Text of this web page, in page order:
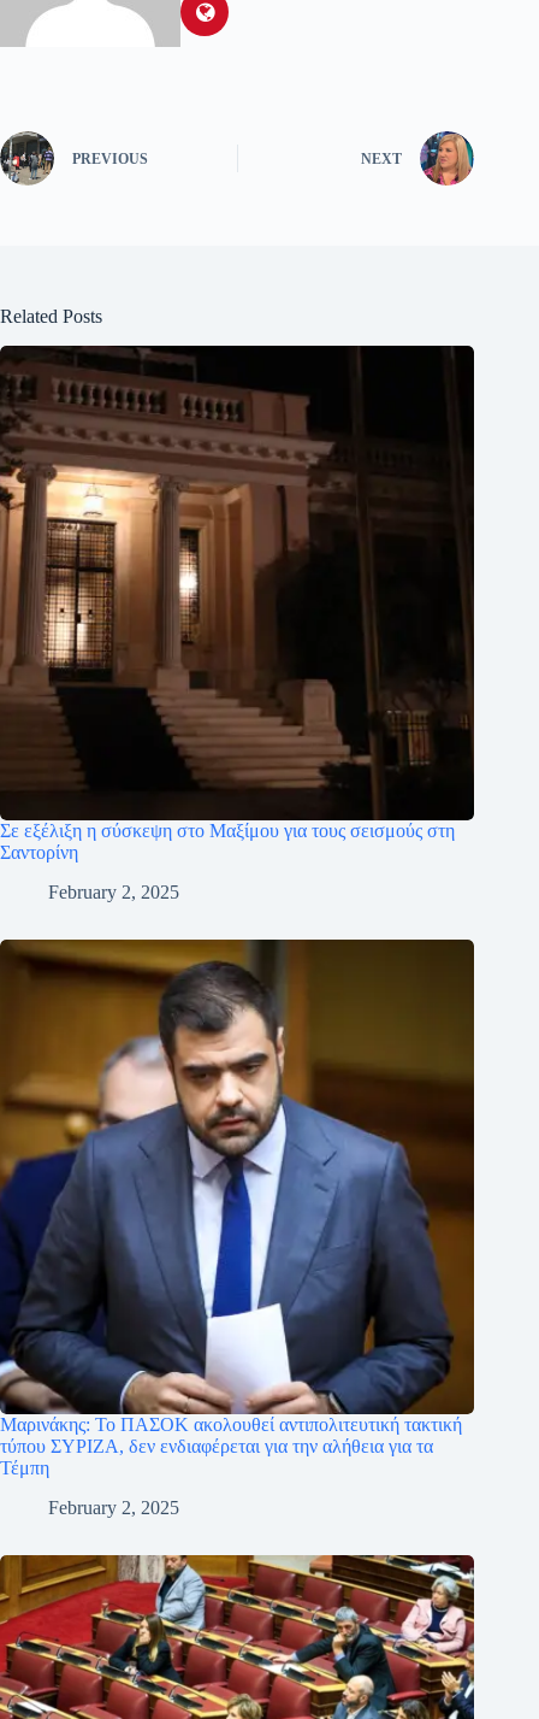
PREVIOUS NEXT
Related Posts
Σε εξέλιξη η σύσκεψη στο Μαξίμου για τους σεισμούς στη
Σαντορίνη
February 2, 2025
Μαρινάκης: Το ΠΑΣΟΚ ακολουθεί αντιπολιτευτική τακτική
τύπου ΣΥΡΙΖΑ, δεν ενδιαφέρεται για την αλήθεια για τα
Τέμπη
February 2, 2025